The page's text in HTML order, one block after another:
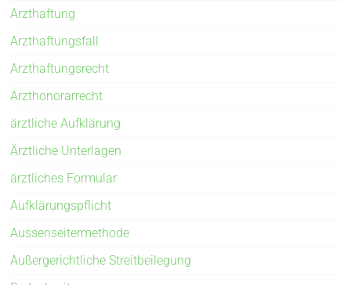
Arzthaftung
Arzthaftungsfall
Arzthaftungsrecht
Arzthonorarrecht
ärztliche Aufklärung
Ärztliche Unterlagen
ärztliches Formular
Aufklärungspflicht
Aussenseitermethode
Außergerichtliche Streitbeilegung